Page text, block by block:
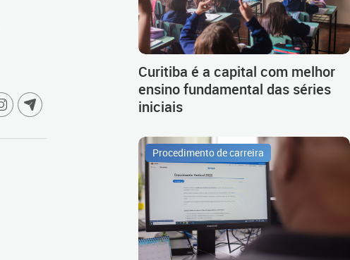
Curitiba é a capital com melhor
ensino fundamental das séries
iniciais
Procedimento de carreira